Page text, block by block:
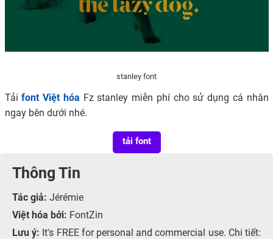
stanley font
Tảifont Việt hóa Fz stanley miễn phí cho sử dụng cá nhân
ngay bên dưới nhé.
tải font
Thông Tin
Tác giả: Jérémie
Việt hóa bởi: FontZin
Lưu ý: It's FREE for personal and commercial use. Chi tiết: